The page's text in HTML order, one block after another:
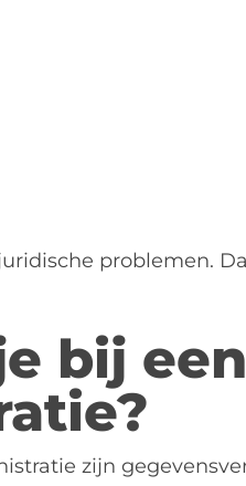
problemen.
bij
zijn